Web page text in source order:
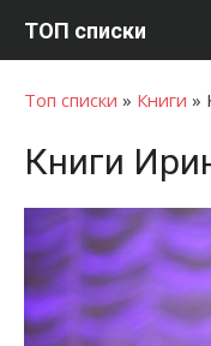
ТОП списки
Топ списки » Книги »
Книги